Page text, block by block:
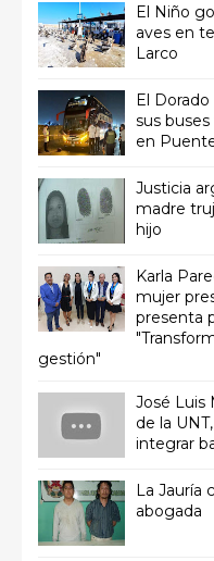
El Niño
aves en
Larco
El
sus
en
Justicia
madre
hijo
Karla
mujer
presenta
gestión"
José Luis
de la
integrar
La Jauría
abogada